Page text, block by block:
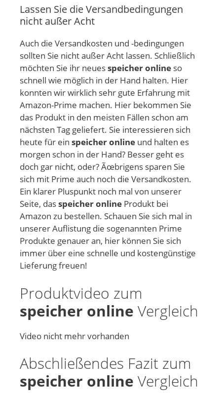
Lassen Sie die Versandbedingungen
nicht außer Acht
Auch die Versandkosten und -bedingungen
sollten Sie nicht außer Acht lassen. Schließlich
möchten Sie ihr neuesspeicher online so
schnell wie möglich in der Hand halten. Hier
konnten wir wirklich sehr gute Erfahrung mit
Amazon-Prime machen. Hier bekommen Sie
das Produkt in den meisten Fällen schon am
nächsten Tag geliefert. Sie interessieren sich
heute für ein speicher online und halten es
morgen schon in der Hand? Besser geht es
doch gar nicht, oder? Ãœbrigens sparen Sie
sich mit Prime auch noch die Versandkosten.
Ein klarer Pluspunkt noch mal von unserer
Seite, dasspeicher online Produkt bei
Amazon zu bestellen. Schauen Sie sich mal in
unserer Auflistung die sogenannten Prime
Produkte genauer an, hier können Sie sich
immer über eine schnelle und kostengünstige
Lieferung freuen!
Produktvideo zum
speicher online Vergleich
Video nicht mehr vorhanden
Abschließendes Fazit zum
speicher online Vergleich